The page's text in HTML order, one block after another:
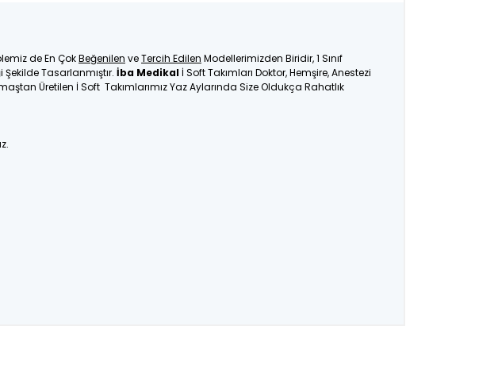
de En ÇokBeğenilen veTercih Edilen Modellerimizden Biridir, 1 Sınıf
Tasarlanmıştır. İba Medikal İ Soft Takımları Doktor, Hemşire, Anestezi
Üretilen İ Soft Takımlarımız Yaz Aylarında Size Oldukça Rahatlık